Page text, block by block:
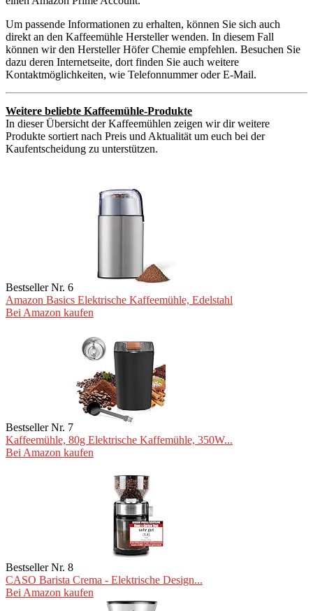
Um passende Informationen zu erhalten, können Sie sich auch
direkt an den Kaffeemühle Hersteller wenden. In diesem Fall
können wir den Hersteller Höfer Chemie empfehlen. Besuchen Sie
dazu deren Internetseite, dort finden Sie auch weitere
Kontaktmöglichkeiten, wie Telefonnummer oder E-Mail.
Weitere beliebte Kaffeemühle-Produkte
In dieser Übersicht der Kaffeemühlen zeigen wir dir weitere
Produkte sortiert nach Preis und Aktualität um euch bei der
Kaufentscheidung zu unterstützen.
Bestseller Nr. 6
Amazon Basics Elektrische Kaffeemühle, Edelstahl
Bei Amazon kaufen
Bestseller Nr. 7
Kaffeemühle, 80g Elektrische Kaffemühle, 350W...
Bei Amazon kaufen
Bestseller Nr. 8
CASO Barista Crema - Elektrische Design...
Bei Amazon kaufen